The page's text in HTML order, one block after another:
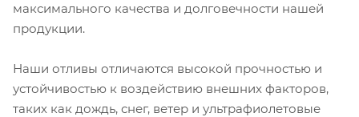
максимального качества и долговечности нашей
продукции.
Наши отливы отличаются высокой прочностью и
устойчивостью к воздействию внешних факторов,
таких как дождь, снег, ветер и ультрафиолетовые